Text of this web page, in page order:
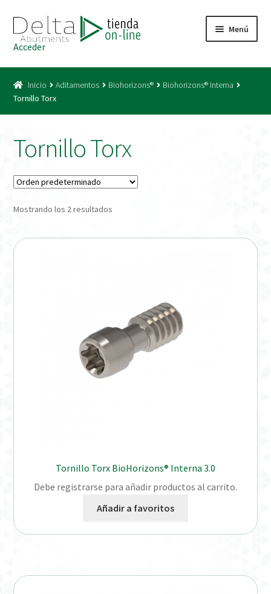
a
la
navegación
al
contenido
Menú
Acceso
Catálogo
Condiciones Bono
Conexiones CAD CAM
Instrucciones de uso
Instrucciones de uso (ESP)
On-line Store
Productos Favoritos
Acceder
Inicio Aditamentos Biohorizons®
Biohorizons® Interna
Tornillo Torx
Tornillo Torx
Mostrando los 2 resultados
Tornillo Torx BioHorizons® Interna 3.0
Debe registrarse para añadir productos al carrito.
Añadir a favoritos